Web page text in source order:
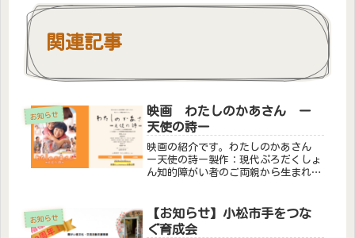
関連記事
お知らせ
映画 わたしのかあさん ー
天使の詩ー
映画の紹介です。わたしのかあさん
ー天使の詩ー製作：現代ぷろだくしょ
ん知的障がい者のご両親から生まれた
祉の道に目覚め、施設の園長になるま
での感動の物語。障害のある母親役は
寺...
お知らせ
【お知らせ】小松市手をつな
ぐ育成会